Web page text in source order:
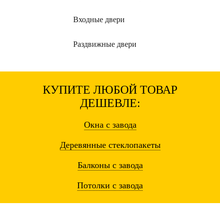
Входные двери
Раздвижные двери
КУПИТЕ ЛЮБОЙ ТОВАР
ДЕШЕВЛЕ:
Окнас завода
Деревянные стеклопакеты
Балконы с завода
Потолки с завода